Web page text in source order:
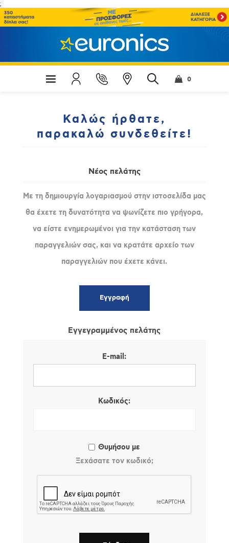
;
0
Καλώς ήρθατε,
παρακαλώ συνδεθείτε!
Νέος πελάτης
Με τη δημιουργία λογαριασμού στην ιστοσελίδα μας
θα έχετε τη δυνατότητα να ψωνίζετε πιο γρήγορα,
να είστε ενημερωμένοι για την κατάσταση των
παραγγελιών σας, και να κρατάτε αρχείο των
παραγγελιών που έχετε κάνει.
Εγγεγραμμένος πελάτης
E-mail:
Κωδικός:
Θυμήσου με
Ξεχάσατε τον κωδικό;